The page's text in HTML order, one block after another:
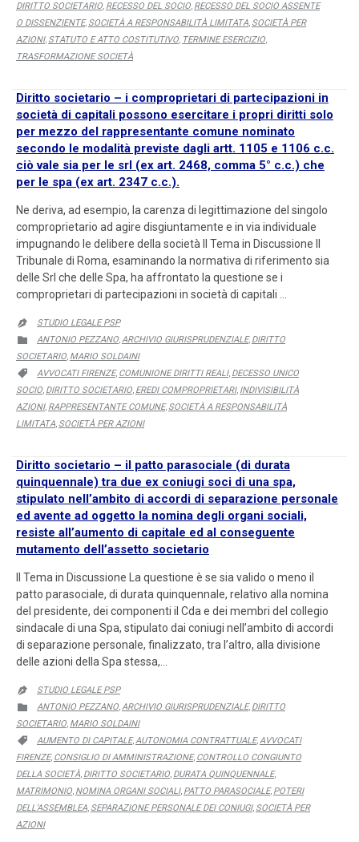
DIRITTO SOCIETARIO RECESSO DEL SOCIO RECESSO DEL SOCIO ASSENTE
O DISSENZIENTE, SOCIETÀ A RESPONSABILITÀ LIMITATA SOCIETÀ PER
AZIONI, STATUTO E ATTO COSTITUTIVO TERMINE ESERCIZIO
TRASFORMAZIONE SOCIETÀ
Diritto societario – i comproprietari di partecipazioni in
società di capitali possono esercitare i propri diritti solo
per mezzo del rappresentante comune nominato
secondo le modalità previste dagli artt. 1105 e 1106 c.c.
ciò vale sia per le srl (ex art. 2468, comma 5° c.c.) che
per le spa (ex art. 2347 c.c.).
Ne deriva, ad esempio, la carenza di legittimazione del singolo
comproprietario ad agire disgiuntamente e in via individuale
impugnando le delibere della società Il Tema in Discussione Il
Tribunale di Roma, esaminando la normativa di riferimento sia
delle Srl che delle Spa, ha affrontato la questione se i
comproprietari di partecipazioni in società di capitali …

STUDIO LEGALE PSP

CATEGORY
ANTONIO PEZZANO ARCHIVIO GIURISPRUDENZIALE, DIRITTO
SOCIETARIO MARIO SOLDAINI

CATEGORY
AVVOCATI FIRENZE, COMUNIONE DIRITTI REALI, DECESSO UNICO
SOCIO DIRITTO SOCIETARIO EREDI COMPROPRIETARI, INDIVISIBILITÀ
AZIONI, RAPPRESENTANTE COMUNE, SOCIETÀ A RESPONSABILITÀ
LIMITATA SOCIETÀ PER AZIONI
Diritto societario – il patto parasociale (di durata
quinquennale) tra due ex coniugi soci di una spa,
stipulato nell’ambito di accordi di separazione personale
ed avente ad oggetto la nomina degli organi sociali,
resiste all’aumento di capitale ed al conseguente
mutamento dell’assetto societario
Il Tema in Discussione La questione è se sia valido o meno il
patto parasociale, di durata quinquennale, relativo alla nomina
del presidente, dei componenti il Cda e dei membri del collegio
sindacale di una Spa, stipulato dai coniugi nell’ambito di accordi
di separazione personale, finalizzato, tra l’altro, alla divisione
delle azioni della Spa stessa,…

STUDIO LEGALE PSP

CATEGORY
ANTONIO PEZZANO ARCHIVIO GIURISPRUDENZIALE, DIRITTO
SOCIETARIO MARIO SOLDAINI

CATEGORY
AUMENTO DI CAPITALE,AUTONOMIA CONTRATTUALE,AVVOCATI
FIRENZE, CONSIGLIO DI AMMINISTRAZIONE, CONTROLLO CONGIUNTO
DELLA SOCIETÀ DIRITTO SOCIETARIO DURATA QUINQUENNALE,
MATRIMONIO NOMINA ORGANI SOCIALI, PATTO PARASOCIALE, POTERI
DELL’ASSEMBLEA SEPARAZIONE PERSONALE DEI CONIUGI, SOCIETÀ PER
AZIONI